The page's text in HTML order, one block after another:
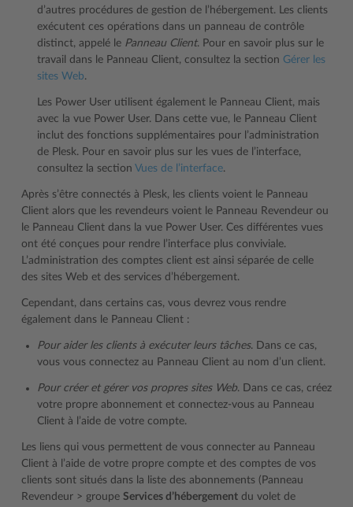
d’autres procédures de gestion de l’hébergement. Les clients
exécutent ces opérations dans un panneau de contrôle
distinct, appelé le Panneau Client. Pour en savoir plus sur le
travail dans le Panneau Client, consultez la section Gérer les
sites Web.
Les Power User utilisent également le Panneau Client, mais
avec la vue Power User. Dans cette vue, le Panneau Client
inclut des fonctions supplémentaires pour l’administration
de Plesk. Pour en savoir plus sur les vues de l’interface,
consultez la section Vues de l’interface.
Après s’être connectés à Plesk, les clients voient le Panneau
Client alors que les revendeurs voient le Panneau Revendeur ou
le Panneau Client dans la vue Power User. Ces différentes vues
ont été conçues pour rendre l’interface plus conviviale.
L’administration des comptes client est ainsi séparée de celle
des sites Web et des services d’hébergement.
Cependant, dans certains cas, vous devrez vous rendre
également dans le Panneau Client :
Pour aider les clients à exécuter leurs tâches. Dans ce cas,
vous vous connectez au Panneau Client au nom d’un client.
Pour créer et gérer vos propres sites Web. Dans ce cas, créez
votre propre abonnement et connectez-vous au Panneau
Client à l’aide de votre compte.
Les liens qui vous permettent de vous connecter au Panneau
Client à l’aide de votre propre compte et des comptes de vos
clients sont situés dans la liste des abonnements (Panneau
Revendeur > groupe Services d’hébergement du volet de